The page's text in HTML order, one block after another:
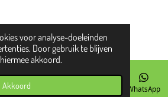
voor analyse-doeleinden
Door gebruik te blijven
akkoord.
AkkoordTelefoonnummer WhatsApp